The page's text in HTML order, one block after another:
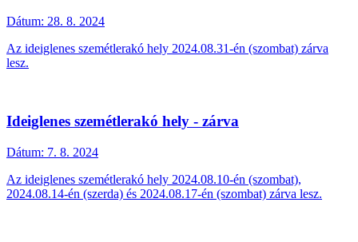
Dátum: 28. 8. 2024
Az ideiglenes szemétlerakó hely 2024.08.31-én (szombat) zárva
lesz.
Ideiglenes szemétlerakó hely - zárva
Dátum: 7. 8. 2024
Az ideiglenes szemétlerakó hely 2024.08.10-én (szombat),
2024.08.14-én (szerda) és 2024.08.17-én (szombat) zárva lesz.